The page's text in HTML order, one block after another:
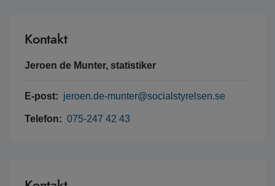
Kontakt
Jeroen de Munter, statistiker
E-post: jeroen.de-munter@socialstyrelsen.se
Telefon: 075-247 42 43